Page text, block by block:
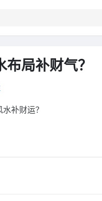
局补财气？
补财运？